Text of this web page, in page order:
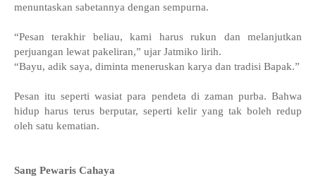
menuntaskan sabetannya dengan sempurna.
“Pesan terakhir beliau, kami harus rukun dan melanjutkan
perjuangan lewat pakeliran,” ujar Jatmiko lirih.
“Bayu, adik saya, diminta meneruskan karya dan tradisi Bapak.”
Pesan itu seperti wasiat para pendeta di zaman purba. Bahwa
hidup harus terus berputar, seperti kelir yang tak boleh redup
oleh satu kematian.
Sang Pewaris Cahaya